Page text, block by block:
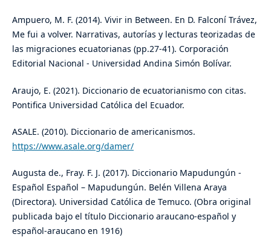
Ampuero, M. F. (2014). Vivir in Between. En D. Falconí Trávez,
Me fui a volver. Narrativas, autorías y lecturas teorizadas de
las migraciones ecuatorianas (pp.27-41). Corporación
Editorial Nacional - Universidad Andina Simón Bolívar.
Araujo, E. (2021). Diccionario de ecuatorianismo con citas.
Pontifica Universidad Católica del Ecuador.
ASALE. (2010). Diccionario de americanismos.
https://www.asale.org/damer/
Augusta de., Fray. F. J. (2017). Diccionario Mapudungún -
Español Español – Mapudungún. Belén Villena Araya
(Directora). Universidad Católica de Temuco. (Obra original
publicada bajo el título Diccionario araucano-español y
español-araucano en 1916)